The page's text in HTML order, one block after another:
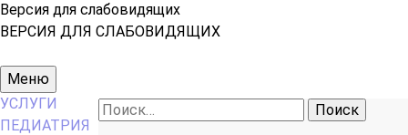
Версия для слабовидящих
ВЕРСИЯ ДЛЯ СЛАБОВИДЯЩИХ
Основное
меню
Меню
Найти:
УСЛУГИ
ПЕДИАТРИЯ